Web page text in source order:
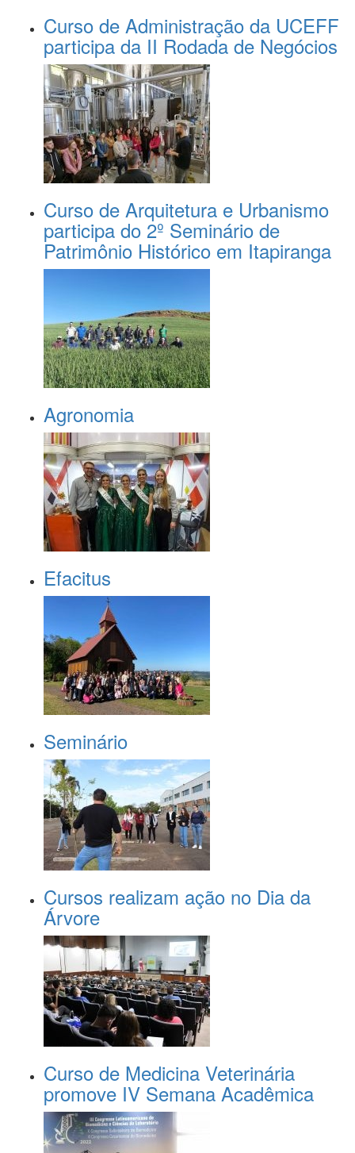
Curso de Administração da UCEFF
participa da II Rodada de Negócios
Curso de Arquitetura e Urbanismo
participa do 2º Seminário de
Patrimônio Histórico em Itapiranga
Agronomia
Efacitus
Seminário
Cursos realizam ação no Dia da
Árvore
Curso de Medicina Veterinária
promove IV Semana Acadêmica